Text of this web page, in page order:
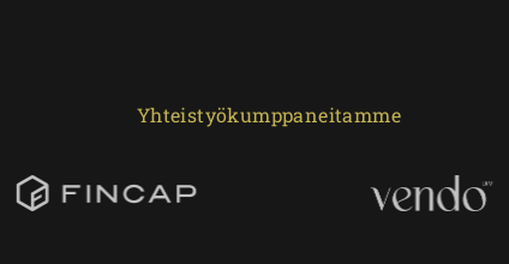
Yhteistyökumppaneitamme